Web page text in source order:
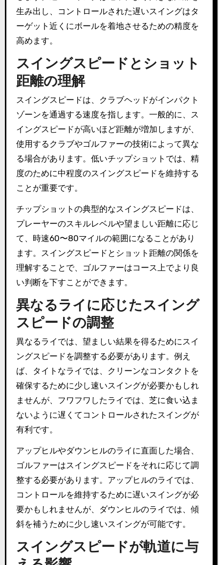
生み出し、コントロールされた遅いスイングはタ
ーゲット近くにボールを着地させるための精度を
高めます。
スイングスピードとショット
距離の理解
スイングスピードは、クラブヘッドがインパクト
ゾーンを通過する速度を指します。一般的に、ス
イングスピードが高いほど距離が増加しますが、
使用するクラブやゴルファーの技術によって異な
る場合があります。低いチップショットでは、精
度のために中程度のスイングスピードを維持する
ことが重要です。
チップショットの典型的なスイングスピードは、
プレーヤーのスキルレベルや望ましい距離に応じ
て、時速60〜80マイルの範囲になることがあり
ます。スイングスピードとショット距離の関係を
理解することで、ゴルファーはコース上でより良
い判断を下すことができます。
異なるライに応じたスイング
スピードの調整
異なるライでは、望ましい結果を得るためにスイ
ングスピードを調整する必要があります。例え
ば、タイトなライでは、クリーンなコンタクトを
確保するために少し速いスイングが必要かもしれ
ませんが、フワフワしたライでは、芝に食い込ま
ないように遅くてコントロールされたスイングが
有利です。
アップヒルやダウンヒルのライに直面した場合、
ゴルファーはスイングスピードをそれに応じて調
整する必要があります。アップヒルのライでは、
コントロールを維持するために遅いスイングが必
要かもしれませんが、ダウンヒルのライでは、傾
斜を補うために少し速いスイングが可能です。
スイングスピードが軌道に与